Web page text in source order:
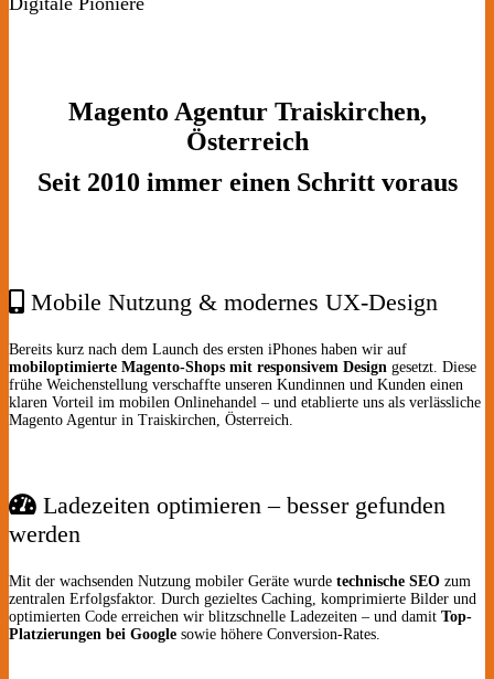
Magento Agentur Traiskirchen,
Österreich
Seit 2010 immer einen Schritt voraus
Mobile Nutzung & modernes UX-Design
Bereits kurz nach dem Launch des ersten iPhones haben wir auf
mobiloptimierte Magento-Shops mit responsivem Design gesetzt. Diese
frühe Weichenstellung verschaffte unseren Kundinnen und Kunden einen
klaren Vorteil im mobilen Onlinehandel – und etablierte uns als verlässliche
Magento Agentur in Traiskirchen, Österreich.
Ladezeiten optimieren – besser gefunden
werden
Mit der wachsenden Nutzung mobiler Geräte wurde technische SEO zum
zentralen Erfolgsfaktor. Durch gezieltes Caching, komprimierte Bilder und
optimierten Code erreichen wir blitzschnelle Ladezeiten – und damit Top-
Platzierungen bei Google sowie höhere Conversion-Rates.